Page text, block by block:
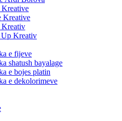
Kreative
Kreative
Kreativ
Kreativ
e fijeve
shatush bayalage
e bojes platin
e dekolorimeve